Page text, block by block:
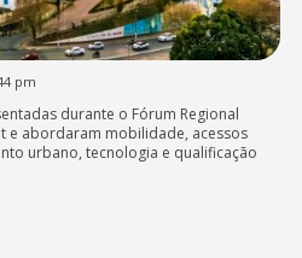
pm
durante o Fórum Regional
e abordaram mobilidade, acessos
urbano, tecnologia e qualificação